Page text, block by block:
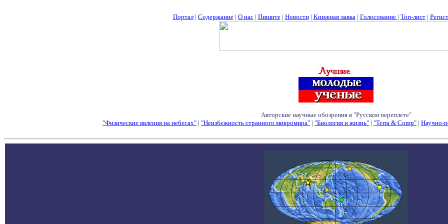
Портал| Содержание| О нас| Пишите| Новости| Книжная лавка| Голосование | Топ-лист|
Авторские научные обозрения в "Русском переплете"
"Физические явления на небесах" | "Неизбежность странного микромира" | "Биология и жизнь" | "Terra & Comp" | Научно-